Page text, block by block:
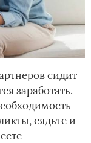
сидит
заработать.
сядьте и